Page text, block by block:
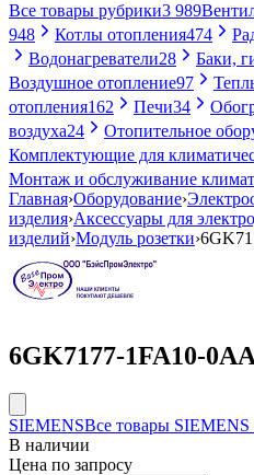
Все товары рубрики3 989
948
Котлы отопления474
Водонагреватели28 Баки,
Воздушное отопление97
отопления162 Печи34
воздуха24 Отопительное
Комплектующие для
Монтаж и обслуживание
Главная›Оборудование›
изделия›Аксессуары для
изделий›Модуль розетки›
6GK7177-1FA10-
SIEMENSВсе товары
В наличии
Цена по запросу